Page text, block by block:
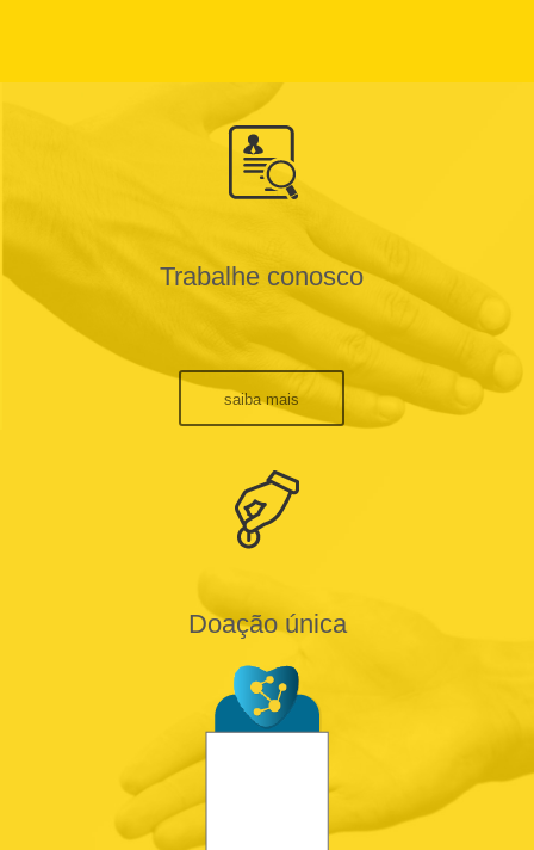
Trabalhe conosco
saiba mais
Doação única